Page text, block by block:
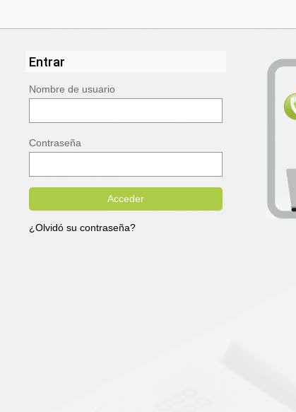
Entrar
Nombre de usuario
Contraseña
¿Olvidó su contraseña?